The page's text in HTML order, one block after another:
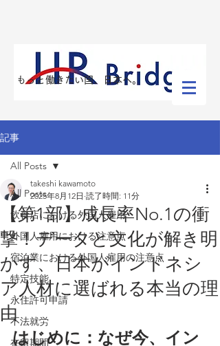
​もっと働きたい国、日本へ。
記事
All Posts
飲食店における外国人雇用
外国人雇用における注意点
宿泊業における外国人雇用の注意点
特定技能
永住許可申請
不法就労
在留期間
All Posts
【第1部】成長率No.1の衝
撃！データと文化が解き明
かす、日本がインドネシ
ア人材に選ばれる本当の理
由
takeshi kawamoto
2025年8月12日 読了時間: 11分
はじめに：なぜ今、イン